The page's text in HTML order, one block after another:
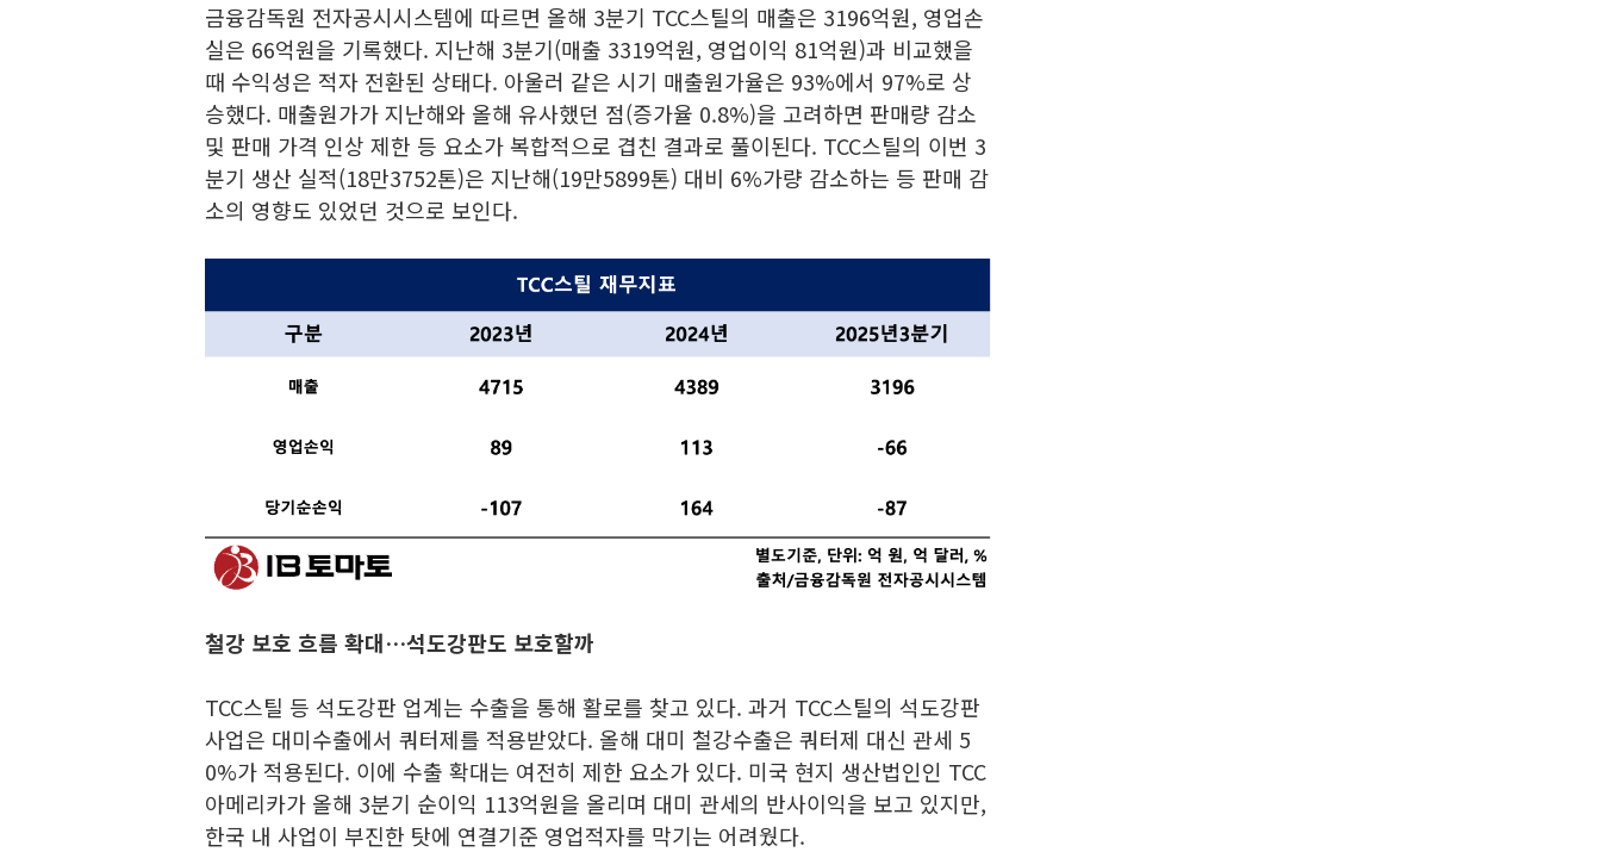
금융감독원 전자공시시스템에 따르면 올해 3분기 TCC스틸의 매출은 3196억원, 영업손
실은 66억원을 기록했다. 지난해 3분기(매출 3319억원, 영업이익 81억원)과 비교했을
때 수익성은 적자 전환된 상태다. 아울러 같은 시기 매출원가율은 93%에서 97%로 상
승했다. 매출원가가 지난해와 올해 유사했던 점(증가율 0.8%)을 고려하면 판매량 감소
및 판매 가격 인상 제한 등 요소가 복합적으로 겹친 결과로 풀이된다. TCC스틸의 이번 3
분기 생산 실적(18만3752톤)은 지난해(19만5899톤) 대비 6%가량 감소하는 등 판매 감
소의 영향도 있었던 것으로 보인다.
철강 보호 흐름 확대…석도강판도 보호할까
TCC스틸 등 석도강판 업계는 수출을 통해 활로를 찾고 있다. 과거 TCC스틸의 석도강판
사업은 대미수출에서 쿼터제를 적용받았다. 올해 대미 철강수출은 쿼터제 대신 관세 5
0%가 적용된다. 이에 수출 확대는 여전히 제한 요소가 있다. 미국 현지 생산법인인 TCC
아메리카가 올해 3분기 순이익 113억원을 올리며 대미 관세의 반사이익을 보고 있지만,
한국 내 사업이 부진한 탓에 연결기준 영업적자를 막기는 어려웠다.